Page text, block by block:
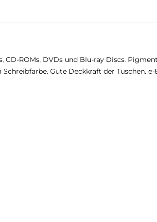
ROMs, DVDs und Blu-ray Discs.
Gute Deckkraft der Tuschen.